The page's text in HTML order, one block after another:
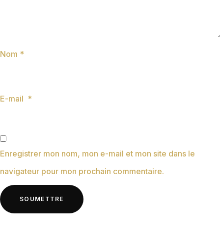
Nom *
E-mail *
Enregistrer mon nom, mon e-mail et mon site dans le
navigateur pour mon prochain commentaire.